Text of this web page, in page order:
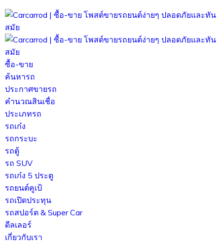
ซื้อ-ขาย
ค้นหารถ
ประกาศขายรถ
คำนวณสินเชื่อ
ประเภทรถ
รถเก๋ง
รถกระบะ
รถตู้
รถ SUV
รถเก๋ง 5 ประตู
รถยนต์คูเป้
รถเปิดประทุน
รถสปอร์ต & Super Car
ดีลเลอร์
เกี่ยวกับเรา